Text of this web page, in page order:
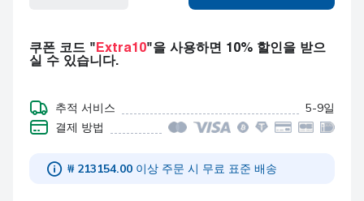
120 정제s
쿠폰 코드 " Extra10"을 사용하면 10% 할인을 받으
실 수 있습니다.
추적 서비스
5-9일
결제 방법
₩ 213154.00 이상 주문 시 무료 표준 배송